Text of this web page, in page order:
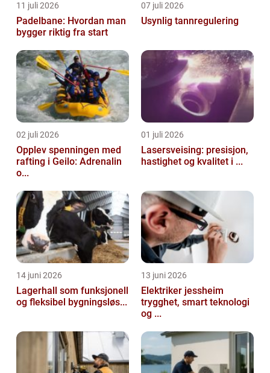
11 juli 2026
Padelbane: Hvordan man
bygger riktig fra start
07 juli 2026
Usynlig tannregulering
02 juli 2026
Opplev spenningen med
rafting i Geilo: Adrenalin
o...
01 juli 2026
Lasersveising: presisjon,
hastighet og kvalitet i ...
14 juni 2026
Lagerhall som funksjonell
og fleksibel bygningsløs...
13 juni 2026
Elektriker jessheim
trygghet, smart teknologi
og ...